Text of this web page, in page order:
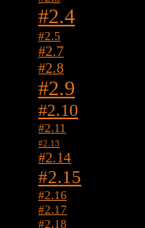
#2.4
#2.5
#2.7
#2.8
#2.9
#2.10
#2.11
#2.13
#2.14
#2.15
#2.16
#2.17
#2.18